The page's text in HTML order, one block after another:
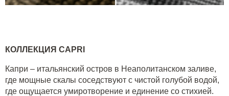
КОЛЛЕКЦИЯ CAPRI
Капри – итальянский остров в Неаполитанском заливе,
где мощные скалы соседствуют с чистой голубой водой,
где ощущается умиротворение и единение со стихией.